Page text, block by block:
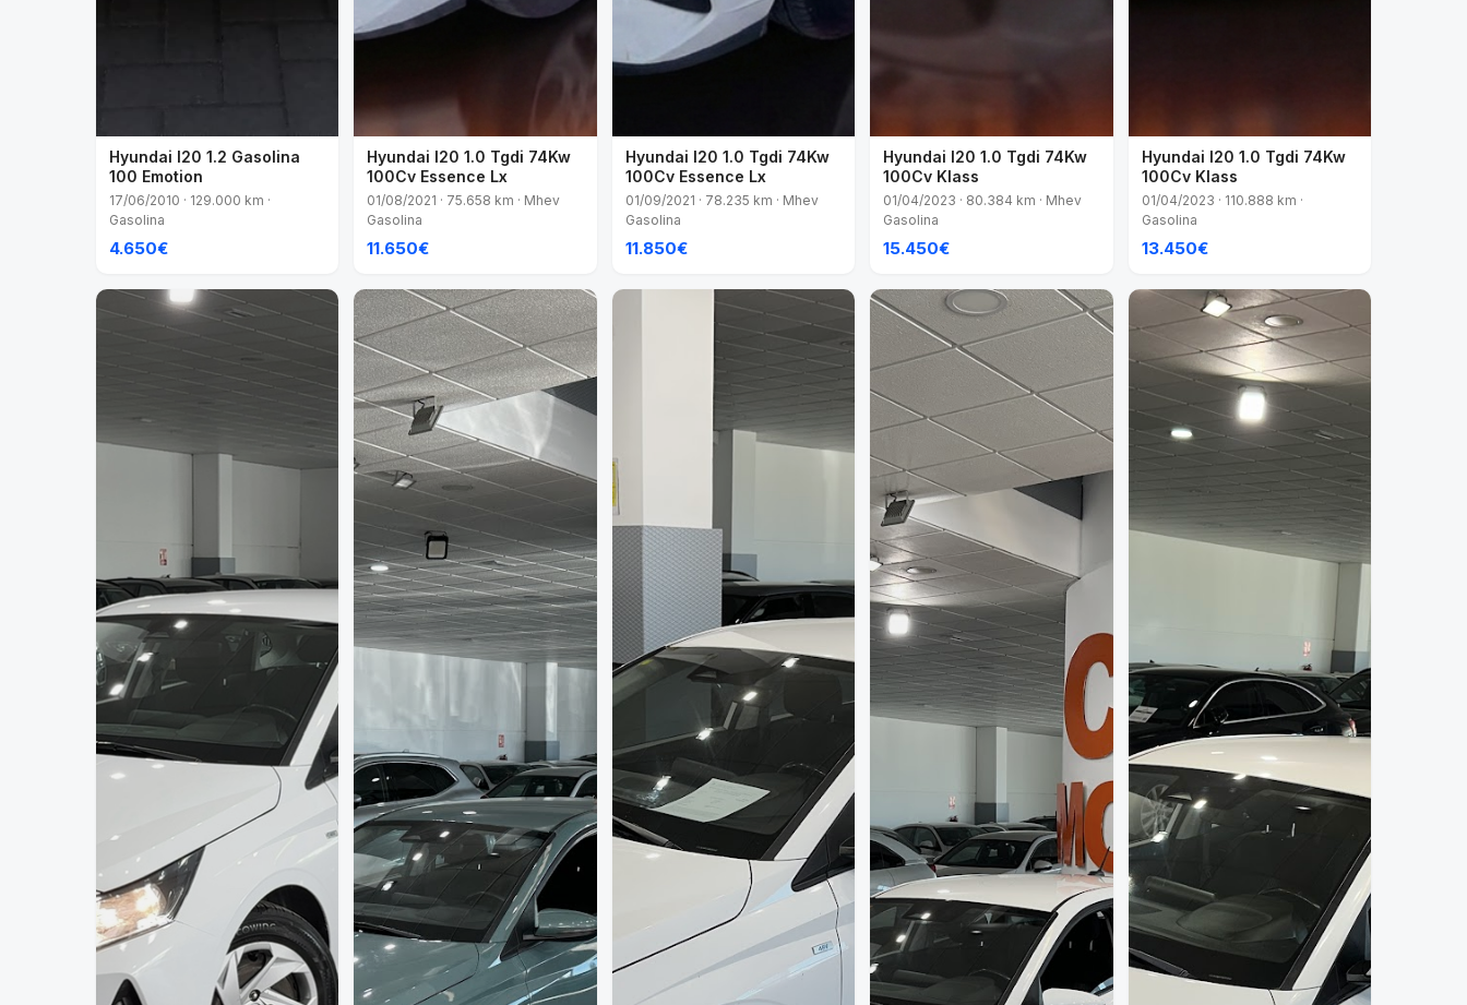
Hyundai I20 1.2 Gasolina
100 Emotion
17/06/2010 · 129.000 km ·
Gasolina
4.650€
Hyundai I20 1.0 Tgdi 74Kw
100Cv Essence Lx
01/08/2021 · 75.658 km · Mhev
Gasolina
11.650€
Hyundai I20 1.0 Tgdi 74Kw
100Cv Essence Lx
01/09/2021 · 78.235 km · Mhev
Gasolina
11.850€
Hyundai I20 1.0 Tgdi 74Kw
100Cv Klass
01/04/2023 · 80.384 km · Mhev
Gasolina
15.450€
Hyundai I20 1.0 Tgdi 74Kw
100Cv Klass
01/04/2023 · 110.888 km ·
Gasolina
13.450€
VENDIDO VENDIDO VENDIDO